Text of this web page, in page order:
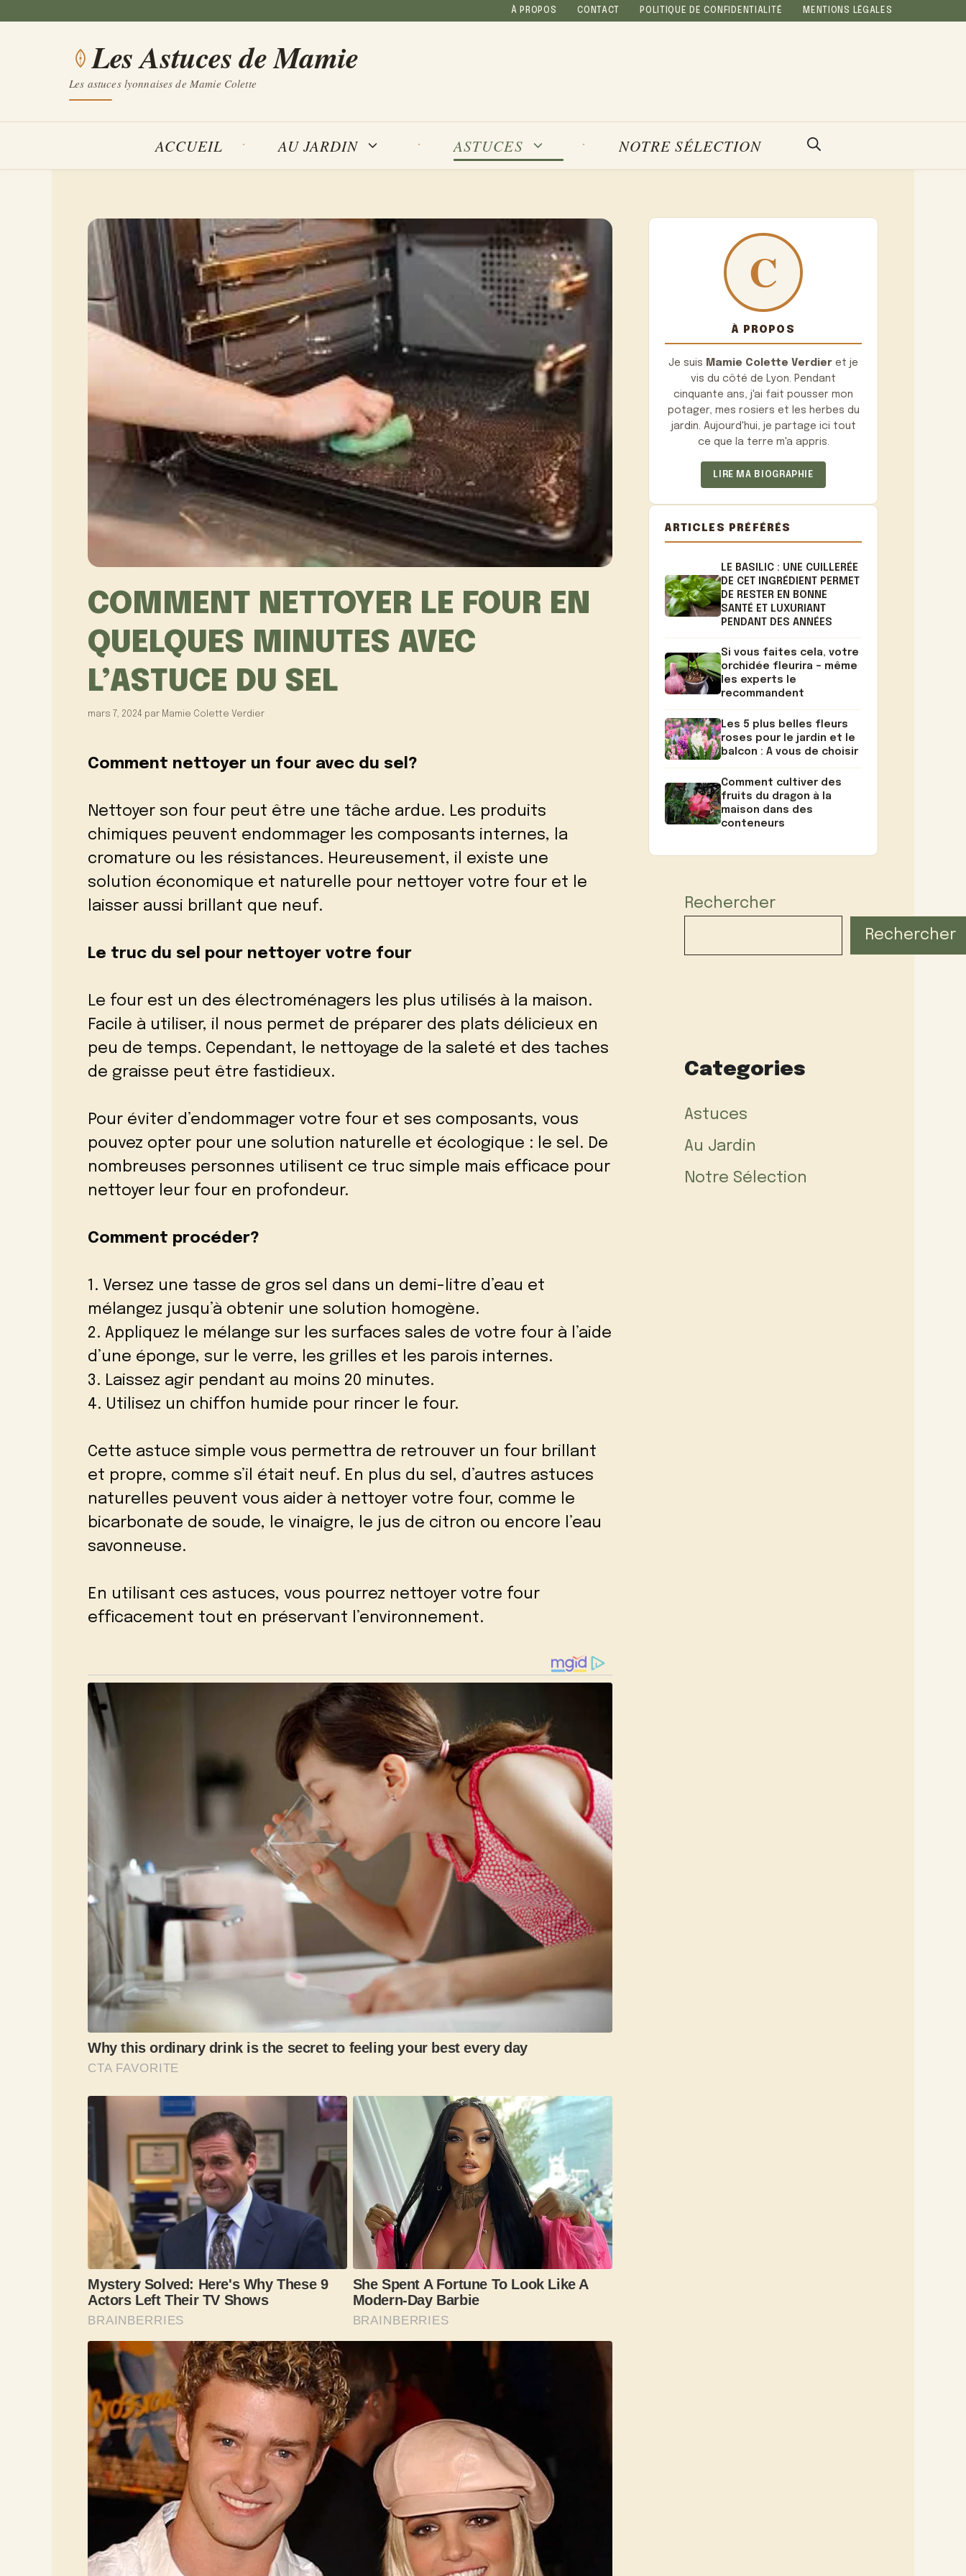
À PROPOS CONTACT POLITIQUE DE CONFIDENTIALITÉ MENTIONS LÉGALES
Les Astuces de Mamie
Les astuces lyonnaises de Mamie Colette
ACCUEIL AU JARDIN ASTUCES NOTRE SÉLECTION
COMMENT NETTOYER LE FOUR EN
QUELQUES MINUTES AVEC
L’ASTUCE DU SEL
mars 7, 2024 par Mamie Colette Verdier
Comment nettoyer un four avec du sel?
Nettoyer son four peut être une tâche ardue. Les produits
chimiques peuvent endommager les composants internes, la
cromature ou les résistances. Heureusement, il existe une
solution économique et naturelle pour nettoyer votre four et le
laisser aussi brillant que neuf.
Le truc du sel pour nettoyer votre four
Le four est un des électroménagers les plus utilisés à la maison.
Facile à utiliser, il nous permet de préparer des plats délicieux en
peu de temps. Cependant, le nettoyage de la saleté et des taches
de graisse peut être fastidieux.
Pour éviter d’endommager votre four et ses composants, vous
pouvez opter pour une solution naturelle et écologique : le sel. De
nombreuses personnes utilisent ce truc simple mais efficace pour
nettoyer leur four en profondeur.
Comment procéder?
1. Versez une tasse de gros sel dans un demi-litre d’eau et
mélangez jusqu’à obtenir une solution homogène.
2. Appliquez le mélange sur les surfaces sales de votre four à l’aide
d’une éponge, sur le verre, les grilles et les parois internes.
3. Laissez agir pendant au moins 20 minutes.
4. Utilisez un chiffon humide pour rincer le four.
Cette astuce simple vous permettra de retrouver un four brillant
et propre, comme s’il était neuf. En plus du sel, d’autres astuces
naturelles peuvent vous aider à nettoyer votre four, comme le
bicarbonate de soude, le vinaigre, le jus de citron ou encore l’eau
savonneuse.
En utilisant ces astuces, vous pourrez nettoyer votre four
efficacement tout en préservant l’environnement.
À PROPOS
Je suis Mamie Colette Verdier et je
vis du côté de Lyon. Pendant
cinquante ans, j'ai fait pousser mon
potager, mes rosiers et les herbes du
jardin. Aujourd'hui, je partage ici tout
ce que la terre m'a appris.
LIRE MA BIOGRAPHIE
ARTICLES PRÉFÉRÉS
LE BASILIC : UNE CUILLERÉE
DE CET INGRÉDIENT PERMET
DE RESTER EN BONNE
SANTÉ ET LUXURIANT
PENDANT DES ANNÉES
Si vous faites cela, votre
orchidée fleurira – même
les experts le
recommandent
Les 5 plus belles fleurs
roses pour le jardin et le
balcon : A vous de choisir
Comment cultiver des
fruits du dragon à la
maison dans des
conteneurs
Rechercher
Rechercher
Categories
Astuces
Au Jardin
Notre Sélection